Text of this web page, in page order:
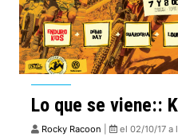
Lo que se viene::
Rocky Racoon el 02/10/17 a